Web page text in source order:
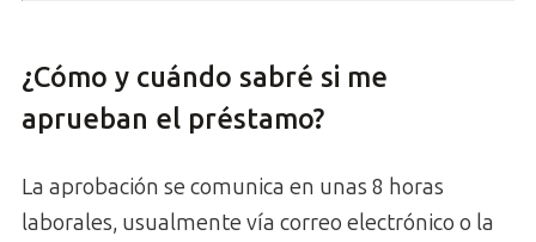
¿Cómo y cuándo sabré si me
aprueban el préstamo?
La aprobación se comunica en unas 8 horas
laborales, usualmente vía correo electrónico o la